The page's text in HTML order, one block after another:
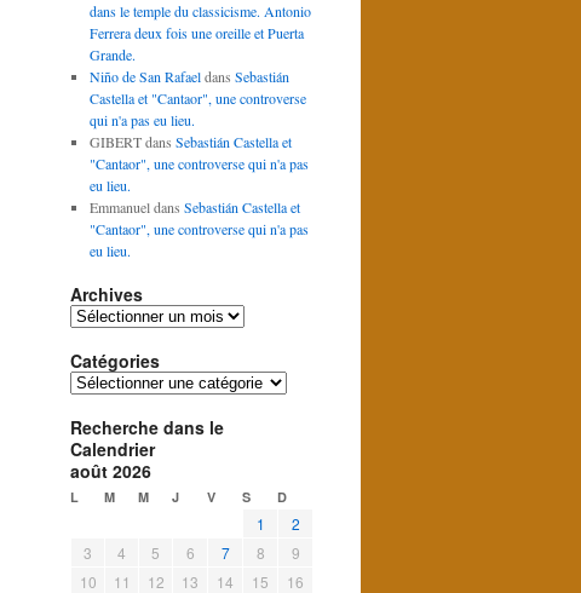
dans le temple du classicisme. Antonio
Ferrera deux fois une oreille et Puerta
Grande.
Niño de San Rafaeldans Sebastián
Castella et "Cantaor", une controverse
qui n'a pas eu lieu.
GIBERTdans Sebastián Castella et
"Cantaor", une controverse qui n'a pas
eu lieu.
Emmanueldans Sebastián Castella et
"Cantaor", une controverse qui n'a pas
eu lieu.
Archives
Archives
Catégories
Catégories
Recherche dans le
Calendrier
août 2026
L M M J V S D
1
2
3
4 5 6 7 8
9
10
11 12 13 14 15
16